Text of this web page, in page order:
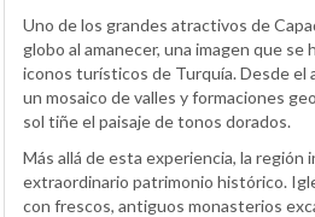
Uno de los grandes atractivos de
globo al amanecer, una imagen que
iconos turísticos de Turquía. Desde el
un mosaico de valles y formaciones
sol tiñe el paisaje de tonos dorados.
Más allá de esta experiencia, la región
extraordinario patrimonio histórico.
con frescos, antiguos monasterios